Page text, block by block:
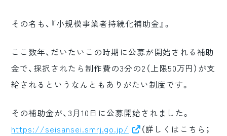
その名も、『小規模事業者持続化補助金』。
ここ数年、だいたいこの時期に公募が開始される補助
金で、採択されたら制作費の3分の2（上限50万円）が支
給されるというなんともありがたい制度です。
その補助金が、3月10日に公募開始されました。
https://seisansei.smrj.go.jp/
（詳しくはこちら；